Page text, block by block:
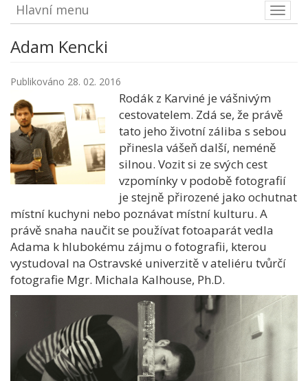
Toggle
Hlavní menu
Adam Kencki
Publikováno 28. 02. 2016
Rodák z Karviné je vášnivým
cestovatelem. Zdá se, že právě
tato jeho životní záliba s sebou
přinesla vášeň další, neméně
silnou. Vozit si ze svých cest
vzpomínky v podobě fotografií
je stejně přirozené jako ochutnat
místní kuchyni nebo poznávat místní kulturu. A
právě snaha naučit se používat fotoaparát vedla
Adama k hlubokému zájmu o fotografii, kterou
vystudoval na Ostravské univerzitě v ateliéru tvůrčí
fotografie Mgr. Michala Kalhouse, Ph.D.